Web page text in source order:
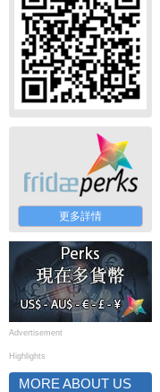
更多詳情
Advertisement
Highlights
MORE ABOUT US